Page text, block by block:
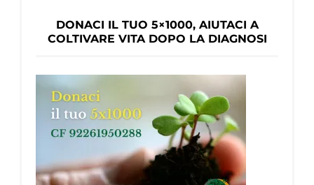
DONACI IL TUO 5×1000, AIUTACI A
COLTIVARE VITA DOPO LA DIAGNOSI